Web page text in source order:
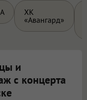
ХК
«Авангард»
и
с концерта